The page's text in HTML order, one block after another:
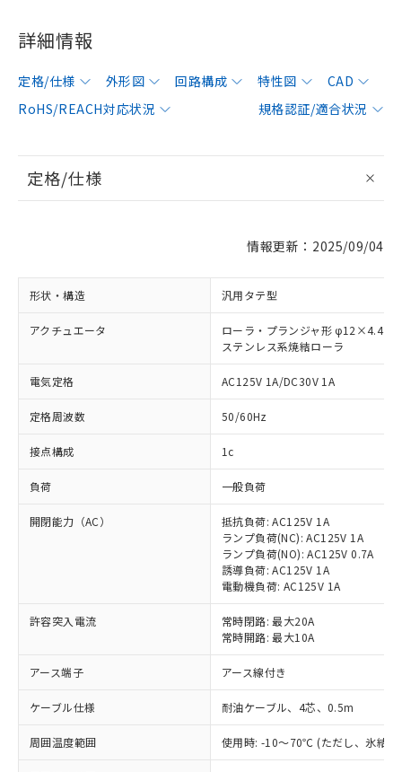
詳細情報
定格/仕様 外形図 回路構成 特性図
CAD
RoHS/REACH対応状況
規格認証/適合状況
定格/仕様
情報更新：2025/09/04
形状・構造 汎用タテ型
アクチュエータ
ローラ・プランジャ形 φ12×4.4
ステンレス系焼結ローラ
電気定格 AC125V 1A/DC30V 1A
定格周波数 50/60Hz
接点構成 1c
負荷 一般負荷
開閉能力（AC）
抵抗負荷: AC125V 1A
ランプ負荷(NC): AC125V 1A
ランプ負荷(NO): AC125V 0.7A
誘導負荷: AC125V 1A
電動機負荷: AC125V 1A
許容突入電流
常時閉路: 最大20A
常時開路: 最大10A
アース端子 アース線付き
ケーブル仕様 耐油ケーブル、4芯、0.5m
周囲温度範囲 使用時: -10～70℃ (ただし、氷結し